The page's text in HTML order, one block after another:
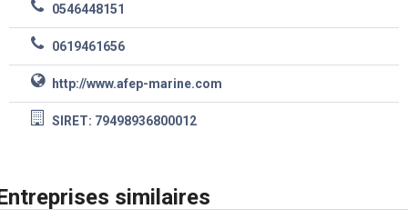
0546448151
0619461656
http://www.afep-marine.com
SIRET: 79498936800012
similaires